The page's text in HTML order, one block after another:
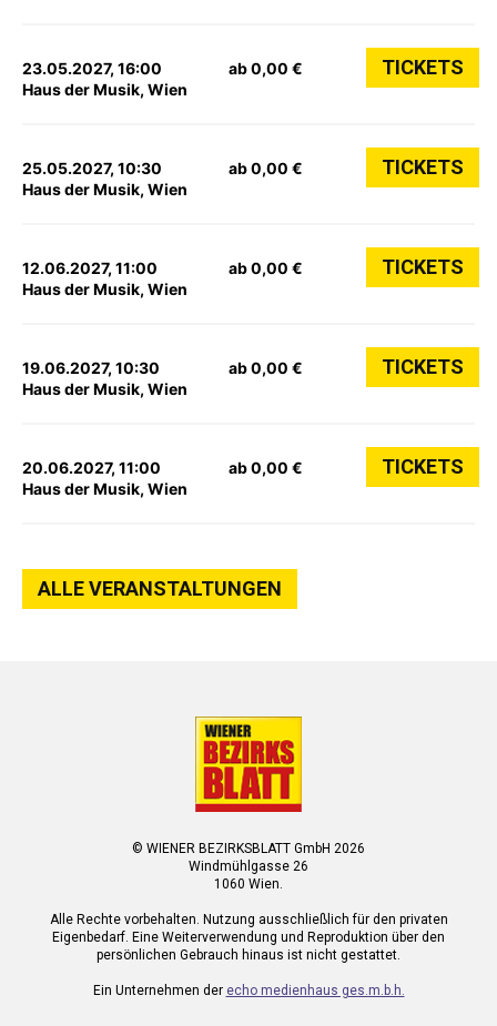
23.05.2027, 16:00
Haus der Musik, Wien
ab 0,00 € TICKETS
25.05.2027, 10:30
Haus der Musik, Wien
ab 0,00 € TICKETS
12.06.2027, 11:00
Haus der Musik, Wien
ab 0,00 € TICKETS
19.06.2027, 10:30
Haus der Musik, Wien
ab 0,00 € TICKETS
20.06.2027, 11:00
Haus der Musik, Wien
ab 0,00 € TICKETS
ALLE VERANSTALTUNGEN
© WIENER BEZIRKSBLATT GmbH 2026
Windmühlgasse 26
1060 Wien.
Alle Rechte vorbehalten. Nutzung ausschließlich für den privaten
Eigenbedarf. Eine Weiterverwendung und Reproduktion über den
persönlichen Gebrauch hinaus ist nicht gestattet.
Ein Unternehmen der echo medienhaus ges.m.b.h.